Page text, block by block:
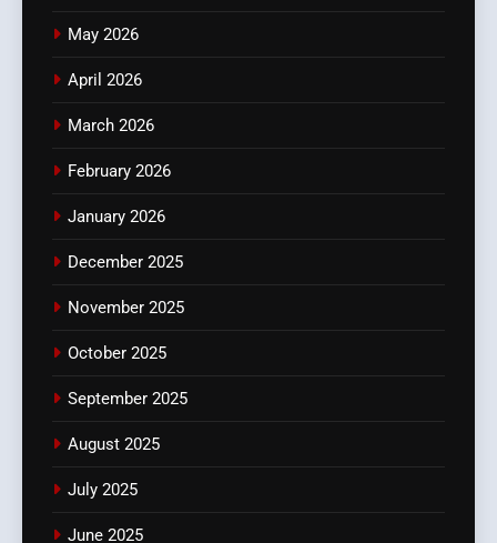
May 2026
April 2026
March 2026
February 2026
January 2026
December 2025
November 2025
October 2025
September 2025
August 2025
July 2025
June 2025